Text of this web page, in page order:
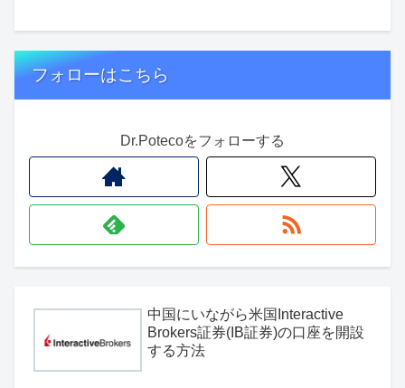
フォローはこちら
Dr.Potecoをフォローする
中国にいながら米国Interactive
Brokers証券(IB証券)の口座を開設
する方法